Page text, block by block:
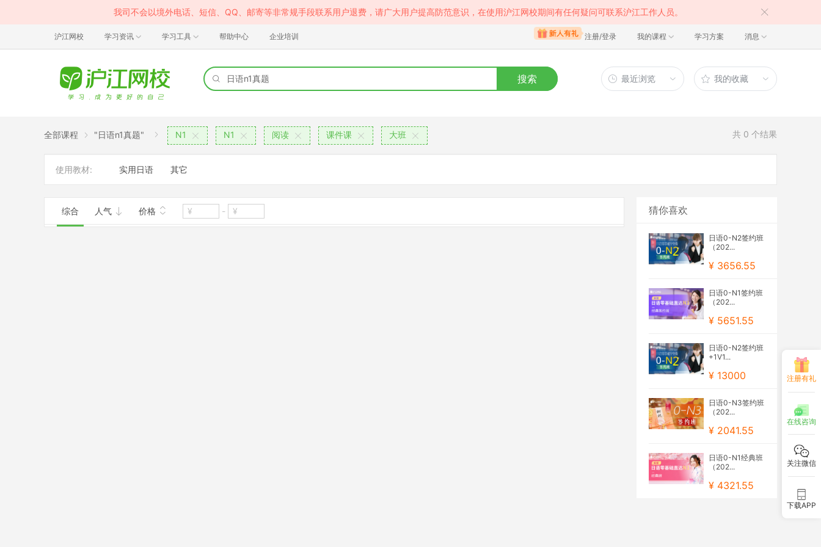
我司不会以境外电话、短信、QQ、邮寄等非常规手段联系用户退费，请广大用户提高防范意识，在使用沪江网校期间有任何疑问可联系沪江工作人员。
沪江网校 学习资讯 学习工具 帮助中心 企业培训 注册/登录 我的课程 学习方案 消息
搜索 最近浏览 我的收藏
全部课程 "日语n1真题" N1 N1 阅读 课件课 大班 共 0 个结果
使用教材: 实用日语 其它
综合 人气 价格 - 猜你喜欢
日语0-N2签约班
（202...
¥ 3656.55
日语0-N1签约班
（202...
¥ 5651.55
日语0-N2签约班
+1V1...
¥ 13000
日语0-N3签约班
（202...
¥ 2041.55
日语0-N1经典班
（202...
¥ 4321.55
注册有礼
在线咨询
关注微信
下载APP